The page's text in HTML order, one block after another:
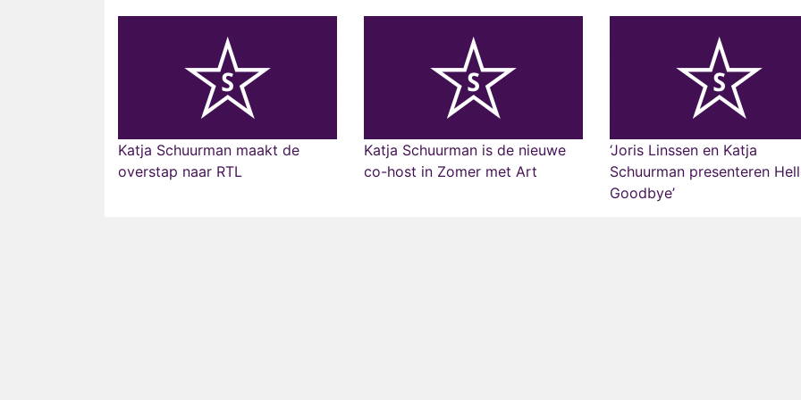
Katja Schuurman maakt de
overstap naar RTL
Katja Schuurman is de nieuwe
co-host in Zomer met Art
‘Joris Linssen en Katja
Schuurman presenteren
Goodbye’